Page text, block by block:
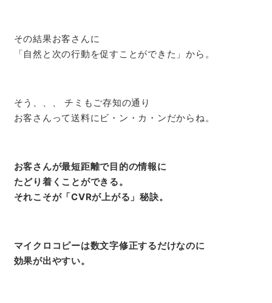
その結果お客さんに
「自然と次の行動を促すことができた」から。
そう、、、 チミもご存知の通り
お客さんって送料にビ・ン・カ・ンだからね。
お客さんが最短距離で目的の情報に
たどり着くことができる。
それこそが「CVRが上がる」秘訣。
マイクロコピーは数文字修正するだけなのに
効果が出やすい。